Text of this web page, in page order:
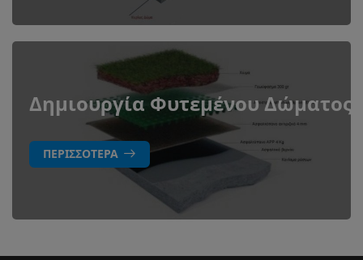
Δημιουργία Φυτεμένου Δώματος
ΠΕΡΙΣΣΌΤΕΡΑ